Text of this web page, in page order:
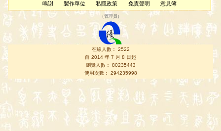
鳴謝
製作單位 私隱政策 免責聲明 意見簿
（管理員 ）
在線人數： 2522
自 2014 年 7 月 8 日起
瀏覽人數： 80235443
使用次數： 294235998